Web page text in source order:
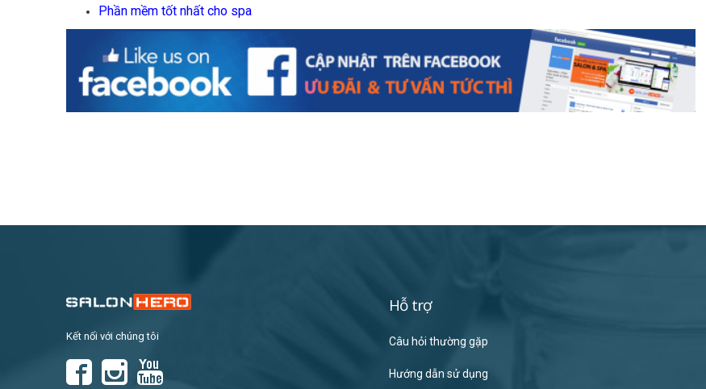
Phần mềm tốt nhất cho spa
Kết nối với chúng tôi
Hỗ trợ
Câu hỏi thường gặp
Hướng dẫn sử dụng